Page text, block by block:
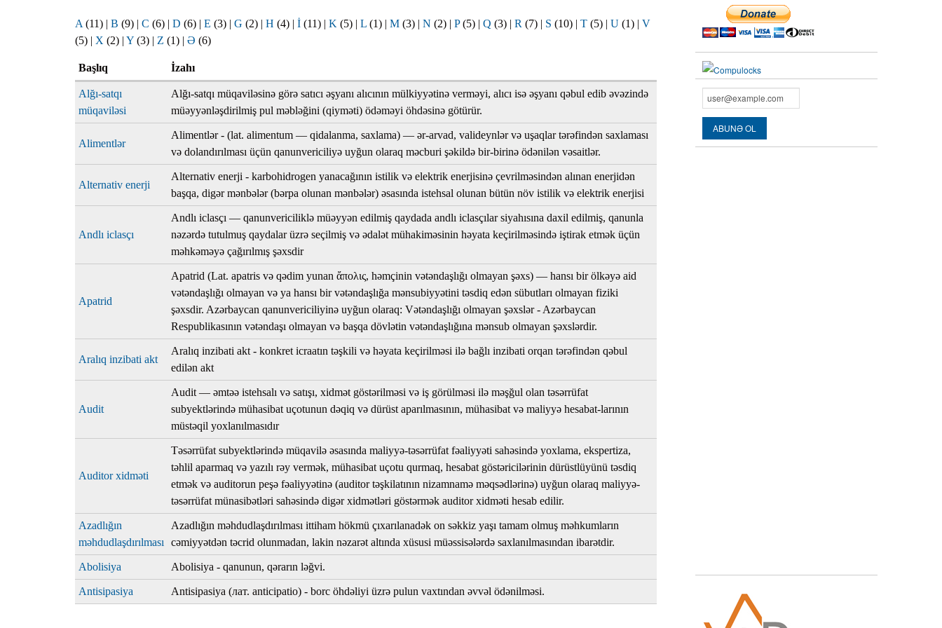
Protokollar
Qərarlar
Raportlar
Rəylər
Şikayətlər
Təlimatlar
Təqdimatlar
Vəsatətlər
A (11) | B (9) | C (6) | D (6) | E (3) | G (2) | H (4) | İ (11) | K (5) | L (1) | M (3) | N (2) | P(5) | Q (3) | R (7) | S (10) | T (5) | U (1) | V
(5) | X (2) | Y (3) | Z (1) | Ə (6)
Başlıq İzahı
Alğı-satqı
müqaviləsi
Alğı-satqı müqaviləsinə görə satıcı əşyanı alıcının mülkiyyətinə verməyi, alıcı isə əşyanı qəbul edib əvəzində
müəyyənləşdirilmiş pul məbləğini (qiyməti) ödəməyi öhdəsinə götürür.
Alimentlər
Alimentlər - (lat. alimentum — qidalanma, saxlama) — ər-arvad, valideynlər və uşaqlar tərəfindən saxlaması
və dolandırılması üçün qanunvericiliyə uyğun olaraq məcburi şəkildə bir-birinə ödənilən vəsaitlər.
Alternativ enerji
Alternativ enerji - karbohidrogen yanacağının istilik və elektrik enerjisinə çevrilməsindən alınan enerjidən
başqa, digər mənbələr (bərpa olunan mənbələr) əsasında istehsal olunan bütün növ istilik və elektrik enerjisi
Andlı iclasçı
Andlı iclasçı — qanunvericiliklə müəyyən edilmiş qaydada andlı iclasçılar siyahısına daxil edilmiş, qanunla
nəzərdə tutulmuş qaydalar üzrə seçilmiş və ədalət mühakiməsinin həyata keçirilməsində iştirak etmək üçün
məhkəməyə çağırılmış şəxsdir
Apatrid
Apatrid (Lat. apatris və qədim yunan ἄπολις, həmçinin vətəndaşlığı olmayan şəxs) — hansı bir ölkəyə aid
vətəndaşlığı olmayan və ya hansı bir vətəndaşlığa mənsubiyyətini təsdiq edən sübutları olmayan fiziki
şəxsdir. Azərbaycan qanunvericiliyinə uyğun olaraq: Vətəndaşlığı olmayan şəxslər - Azərbaycan
Respublikasının vətəndaşı olmayan və başqa dövlətin vətəndaşlığına mənsub olmayan şəxslərdir.
Aralıq inzibati akt
Aralıq inzibati akt - konkret icraatın təşkili və həyata keçirilməsi ilə bağlı inzibati orqan tərəfindən qəbul
edilən akt
Audit
Audit — əmtəə istehsalı və satışı, xidmət göstərilməsi və iş görülməsi ilə məşğul olan təsərrüfat
subyektlərində mühasibat uçotunun dəqiq və dürüst aparılmasının, mühasibat və maliyyə hesabat-larının
müstəqil yoxlanılmasıdır
Auditor xidməti
Təsərrüfat subyektlərində müqavilə əsasında maliyyə-təsərrüfat fəaliyyəti sahəsində yoxlama, ekspertiza,
təhlil aparmaq və yazılı rəy vermək, mühasibat uçotu qurmaq, hesabat göstəricilərinin dürüstlüyünü təsdiq
etmək və auditorun peşə fəaliyyətinə (auditor təşkilatının nizamnamə məqsədlərinə) uyğun olaraq maliyyə-
təsərrüfat münasibətləri sahəsində digər xidmətləri göstərmək auditor xidməti hesab edilir.
Azadlığın
məhdudlaşdırılması
Azadlığın məhdudlaşdırılması ittiham hökmü çıxarılanadək on səkkiz yaşı tamam olmuş məhkumların
cəmiyyətdən təcrid olunmadan, lakin nəzarət altında xüsusi müəssisələrdə saxlanılmasından ibarətdir.
Abolisiya Abolisiya - qanunun, qərarın ləğvi.
Antisipasiya Antisipasiya (лат. anticipatio) - borc öhdəliyi üzrə pulun vaxtından əvvəl ödənilməsi.